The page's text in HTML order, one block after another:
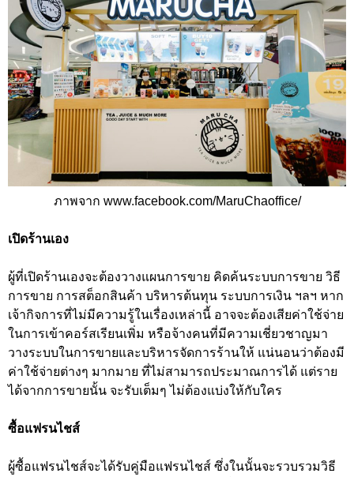
ภาพจาก www.facebook.com/MaruChaoffice/
เปิดร้านเอง
ผู้ที่เปิดร้านเองจะต้องวางแผนการขาย คิดค้นระบบการขาย วิธี
การขาย การสต็อกสินค้า บริหารต้นทุน ระบบการเงิน ฯลฯ หาก
เจ้ากิจการที่ไม่มีความรู้ในเรื่องเหล่านี้ อาจจะต้องเสียค่าใช้จ่าย
ในการเข้าคอร์สเรียนเพิ่ม หรือจ้างคนที่มีความเชี่ยวชาญมา
วางระบบในการขายและบริหารจัดการร้านให้ แน่นอนว่าต้องมี
ค่าใช้จ่ายต่างๆ มากมาย ที่ไม่สามารถประมาณการได้ แต่ราย
ได้จากการขายนั้น จะรับเต็มๆ ไม่ต้องแบ่งให้กับใคร
ซื้อแฟรนไชส์
ผู้ซื้อแฟรนไชส์จะได้รับคู่มือแฟรนไชส์ ซึ่งในนั้นจะรวบรวมวิธี